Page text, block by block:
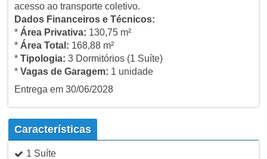
acesso ao transporte coletivo.
Dados Financeiros e Técnicos:
* Área Privativa: 130,75 m²
* Área Total: 168,88 m²
* Tipologia: 3 Dormitórios (1 Suíte)
* Vagas de Garagem: 1 unidade
Entrega em 30/06/2028
Características
1 Suíte